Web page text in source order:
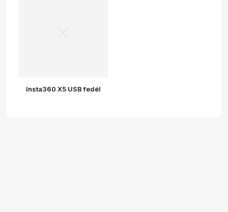
Insta360 X5 USB fedél